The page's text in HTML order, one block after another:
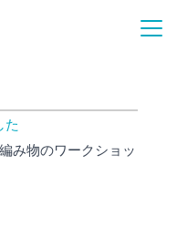
た
み物のワークショッ